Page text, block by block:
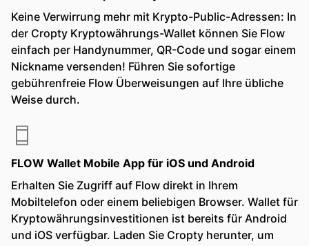
Keine Verwirrung mehr mit Krypto-Public-Adressen: In
der Cropty Kryptowährungs-Wallet können Sie Flow
einfach per Handynummer, QR-Code und sogar einem
Nickname versenden! Führen Sie sofortige
gebührenfreie Flow Überweisungen auf Ihre übliche
Weise durch.
FLOW Wallet Mobile App für iOS und Android
Erhalten Sie Zugriff auf Flow direkt in Ihrem
Mobiltelefon oder einem beliebigen Browser. Wallet für
Kryptowährungsinvestitionen ist bereits für Android
und iOS verfügbar. Laden Sie Cropty herunter, um